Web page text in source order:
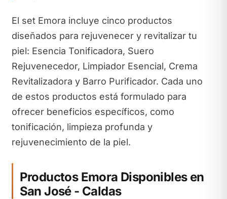
El set Emora incluye cinco productos
diseñados para rejuvenecer y revitalizar tu
piel: Esencia Tonificadora, Suero
Rejuvenecedor, Limpiador Esencial, Crema
Revitalizadora y Barro Purificador. Cada uno
de estos productos está formulado para
ofrecer beneficios específicos, como
tonificación, limpieza profunda y
rejuvenecimiento de la piel.
Productos Emora Disponibles en
San José - Caldas